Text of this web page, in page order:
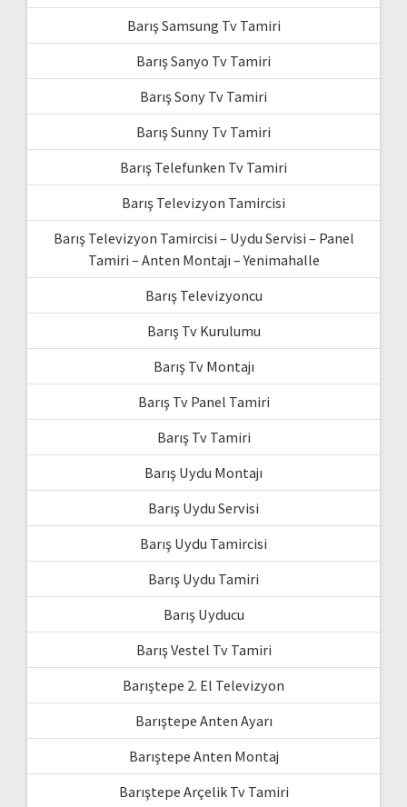
Barış Samsung Tv Tamiri
Barış Sanyo Tv Tamiri
Barış Sony Tv Tamiri
Barış Sunny Tv Tamiri
Barış Telefunken Tv Tamiri
Barış Televizyon Tamircisi
Barış Televizyon Tamircisi – Uydu Servisi – Panel
Tamiri – Anten Montajı – Yenimahalle
Barış Televizyoncu
Barış Tv Kurulumu
Barış Tv Montajı
Barış Tv Panel Tamiri
Barış Tv Tamiri
Barış Uydu Montajı
Barış Uydu Servisi
Barış Uydu Tamircisi
Barış Uydu Tamiri
Barış Uyducu
Barış Vestel Tv Tamiri
Barıştepe 2. El Televizyon
Barıştepe Anten Ayarı
Barıştepe Anten Montaj
Barıştepe Arçelik Tv Tamiri